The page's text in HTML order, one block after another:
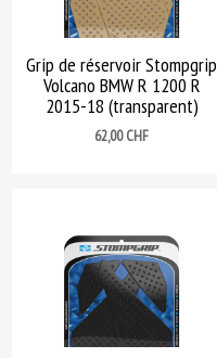
Grip de réservoir Stompgrip
Volcano BMW R 1200 R
2015-18 (transparent)
Prix
62,00 CHF